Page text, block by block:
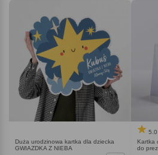
Duża urodzinowa kartka dla dziecka
GWIAZDKA Z NIEBA
Kartka
do